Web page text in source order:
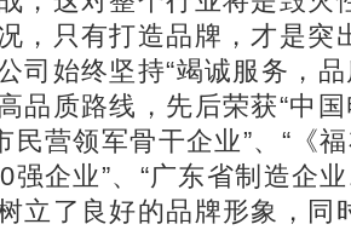
，只有打造品牌，才是突
司始终坚持“竭诚服务，
品质路线，先后荣获“中
民营领军骨干企业”、“《
强企业”、“广东省制造企
立了良好的品牌形象，同